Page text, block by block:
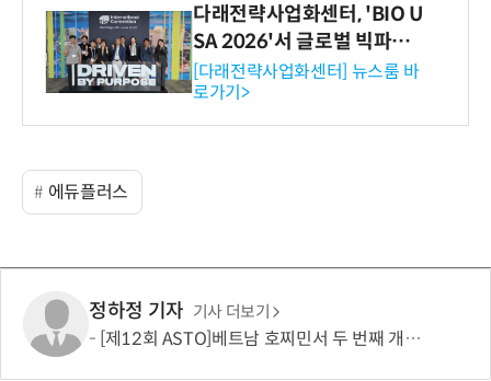
다래전략사업화센터, 'BIO U
SA 2026'서 글로벌 빅파마
와의 비즈니스 미팅 지원…K
-바이오 해외 진출 교두보 확
보
[다래전략사업화센터] 뉴스룸 바
로가기>
에듀플러스
정하정 기자 기사 더보기
[제12회 ASTO]베트남 호찌민서 두 번째 개최…1635㎞ 떨어진 하노이서도 참가